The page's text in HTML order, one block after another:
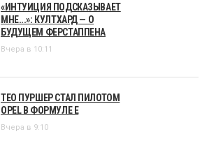
«ИНТУИЦИЯ ПОДСКАЗЫВАЕТ
МНЕ...»: КУЛТХАРД — О
БУДУЩЕМ ФЕРСТАППЕНА
Вчера в 10:11
ТЕО ПУРШЕР СТАЛ ПИЛОТОМ
OPEL В ФОРМУЛЕ Е
Вчера в 9:10